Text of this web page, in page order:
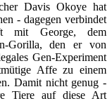
Davis Okoye hat
- dagegen verbindet
mit George, dem
Gorilla, den er von
Gen-Experiment
Affe zu einem
Damit nicht genug -
Tiere auf diese Art